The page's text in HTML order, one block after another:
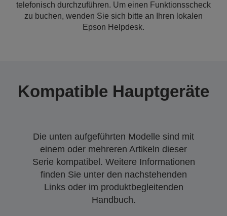
telefonisch durchzuführen. Um einen Funktionsscheck
zu buchen, wenden Sie sich bitte an Ihren lokalen
Epson Helpdesk.
Kompatible Hauptgeräte
Die unten aufgeführten Modelle sind mit
einem oder mehreren Artikeln dieser
Serie kompatibel. Weitere Informationen
finden Sie unter den nachstehenden
Links oder im produktbegleitenden
Handbuch.